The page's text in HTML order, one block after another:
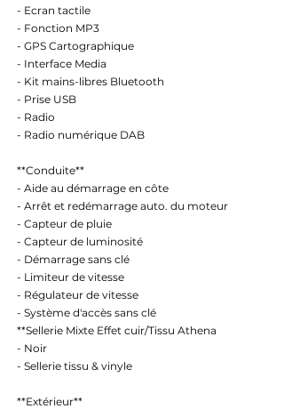
- Ecran tactile
- Fonction MP3
- GPS Cartographique
- Interface Media
- Kit mains-libres Bluetooth
- Prise USB
- Radio
- Radio numérique DAB
**Conduite**
- Aide au démarrage en côte
- Arrêt et redémarrage auto. du moteur
- Capteur de pluie
- Capteur de luminosité
- Démarrage sans clé
- Limiteur de vitesse
- Régulateur de vitesse
- Système d'accès sans clé
**Sellerie Mixte Effet cuir/Tissu Athena
- Noir
- Sellerie tissu & vinyle
**Extérieur**